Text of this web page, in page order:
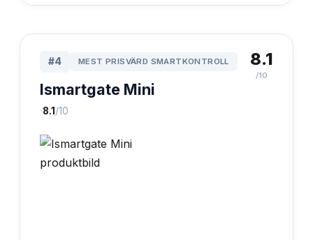
#4 MEST PRISVÄRD SMARTKONTROLL
Ismartgate Mini
·8.1 /10
8.1
/10